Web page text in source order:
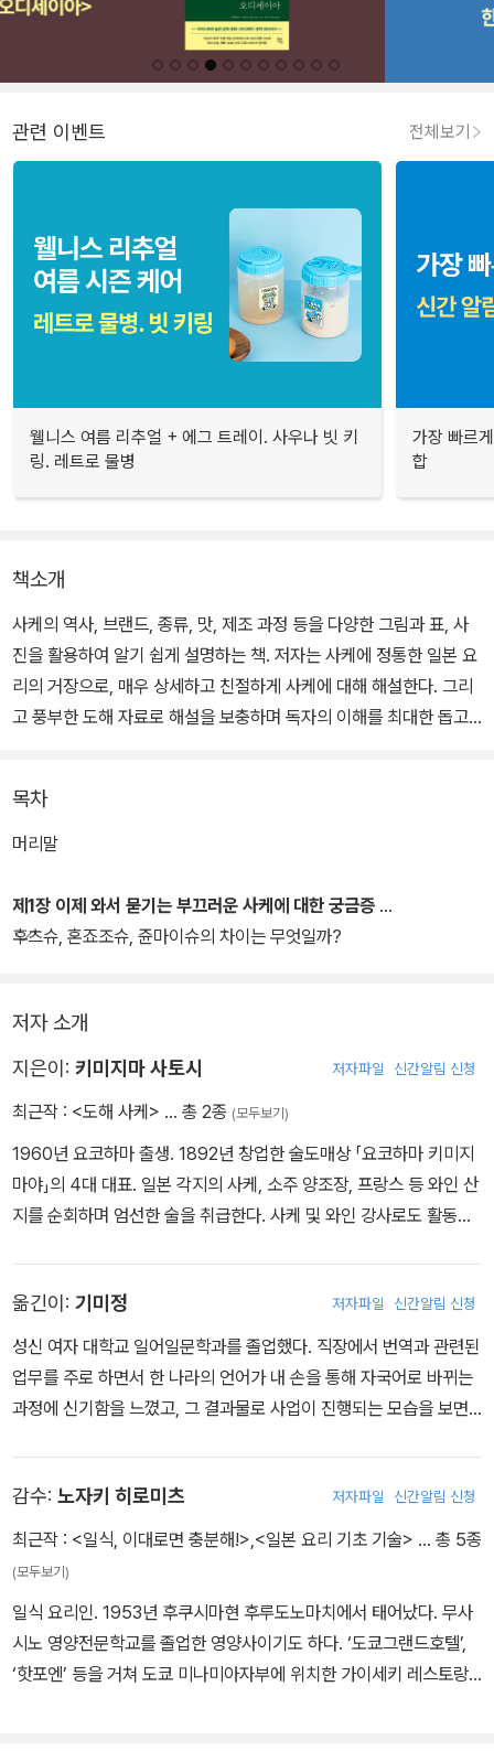
관련 이벤트 전체보기
웰니스 여름 리추얼 + 에그 트레이. 사우나 빗 키
링. 레트로 물병
가장 빠르
합
책소개
사케의 역사, 브랜드, 종류, 맛, 제조 과정 등을 다양한 그림과 표, 사
진을 활용하여 알기 쉽게 설명하는 책. 저자는 사케에 정통한 일본 요
리의 거장으로, 매우 상세하고 친절하게 사케에 대해 해설한다. 그리
고 풍부한 도해 자료로 해설을 보충하며 독자의 이해를 최대한 돕고
이 책은 독자들이 실질적으로 사케를 직접 선택하고 자신에게 맞는
식과 테크닉들을 보여준다. 단순 지식에 머무르지 않고 사케 지식을
유용하게 활용하여 실생활에서 사케를 벗삼아 즐길 수 있는 풍부한
주류점 고르는 법부터, 분위기 있게 마시는 법, 맛과 향을 표현하는
법, 어울리는 안주 및 칵테일 만드는 법까지, 실로 다양하고 실용적이
모든 궁금증을 풀어줄 것이다.
목차
머리말
제1장 이제 와서 묻기는 부끄러운 사케에 대한 궁금증
후츠슈, 혼죠조슈, 쥰마이슈의 차이는 무엇일까?
저자 소개
지은이: 키미지마 사토시 저자파일 신간알림 신청
최근작 : <도해 사케> … 총 2종 (모두보기)
1960년 요코하마 출생. 1892년 창업한 술도매상 「요코하마 키미지
마야」의 4대 대표. 일본 각지의 사케, 소주 양조장, 프랑스 등 와인 산
지를 순회하며 엄선한 술을 취급한다. 사케 및 와인 강사로도 활동할
다. 인터내셔널 와인 챌린지 SAKE 부분 시니어 심사위원, 잡지 「비
노테크」의 사케 테이스터. 감수한 책으로는 『와인 완전 가이드』, 『일
본주 완전 가이드』(이케다쇼텐) 등이 있다.
옮긴이: 기미정 저자파일 신간알림 신청
성신 여자 대학교 일어일문학과를 졸업했다. 직장에서 번역과 관련된
업무를 주로 하면서 한 나라의 언어가 내 손을 통해 자국어로 바뀌는
과정에 신기함을 느꼈고, 그 결과물로 사업이 진행되는 모습을 보면
번역가의 길로 들어섰다. 옮긴 책으로는 『도해 문장』 등이 있다.
감수: 노자키 히로미츠 저자파일 신간알림 신청
최근작 : <일식, 이대로면 충분해!> <일본 요리 기초 기술> … 총 5종
(모두보기)
일식 요리인. 1953년 후쿠시마현 후루도노마치에서 태어났다. 무사
시노 영양전문학교를 졸업한 영양사이기도 하다. ‘도쿄그랜드호텔’,
‘핫포엔’ 등을 거쳐 도쿄 미나미아자부에 위치한 가이세키 레스토랑